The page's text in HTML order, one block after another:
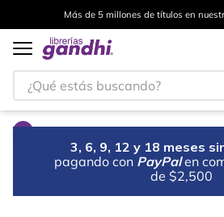
Más de 5 millones de títulos en
¿Qué estás buscando?
3, 6, 9, 12 y 18 meses
pagando con PayPal en
de $2,500